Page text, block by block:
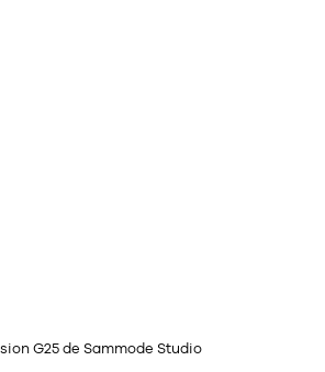
G25 de Sammode Studio